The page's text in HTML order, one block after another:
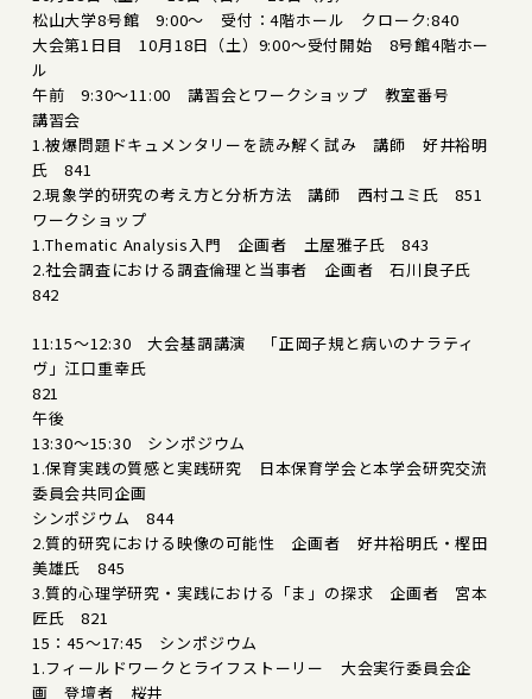
松山大学8号館 9:00～ 受付：4階ホール クローク:840
大会第1日目 10月18日（土）9:00～受付開始 8号館4階ホー
ル
午前 9:30～11:00 講習会とワークショップ 教室番号
講習会
1.被爆問題ドキュメンタリーを読み解く試み 講師 好井裕明
氏 841
2.現象学的研究の考え方と分析方法 講師 西村ユミ氏 851
ワークショップ
1.Thematic Analysis入門 企画者 土屋雅子氏 843
2.社会調査における調査倫理と当事者 企画者 石川良子氏
842
11:15～12:30 大会基調講演 「正岡子規と病いのナラティ
ヴ」江口重幸氏
821
午後
13:30～15:30 シンポジウム
1.保育実践の質感と実践研究 日本保育学会と本学会研究交流
委員会共同企画
シンポジウム 844
2.質的研究における映像の可能性 企画者 好井裕明氏・樫田
美雄氏 845
3.質的心理学研究・実践における「ま」の探求 企画者 宮本
匠氏 821
15：45～17:45 シンポジウム
1.フィールドワークとライフストーリー 大会実行委員会企
画 登壇者 桜井